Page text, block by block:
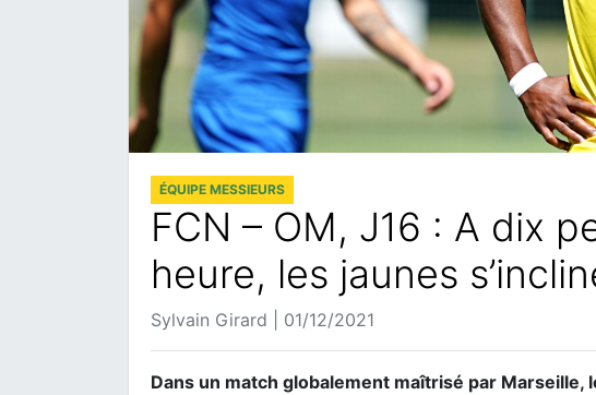
ÉQUIPE MESSIEURS
FCN – OM, J16 : A dix
heure, les jaunes
Sylvain Girard | 01/12/2021
Dans un match globalement maîtrisé par Marseille,